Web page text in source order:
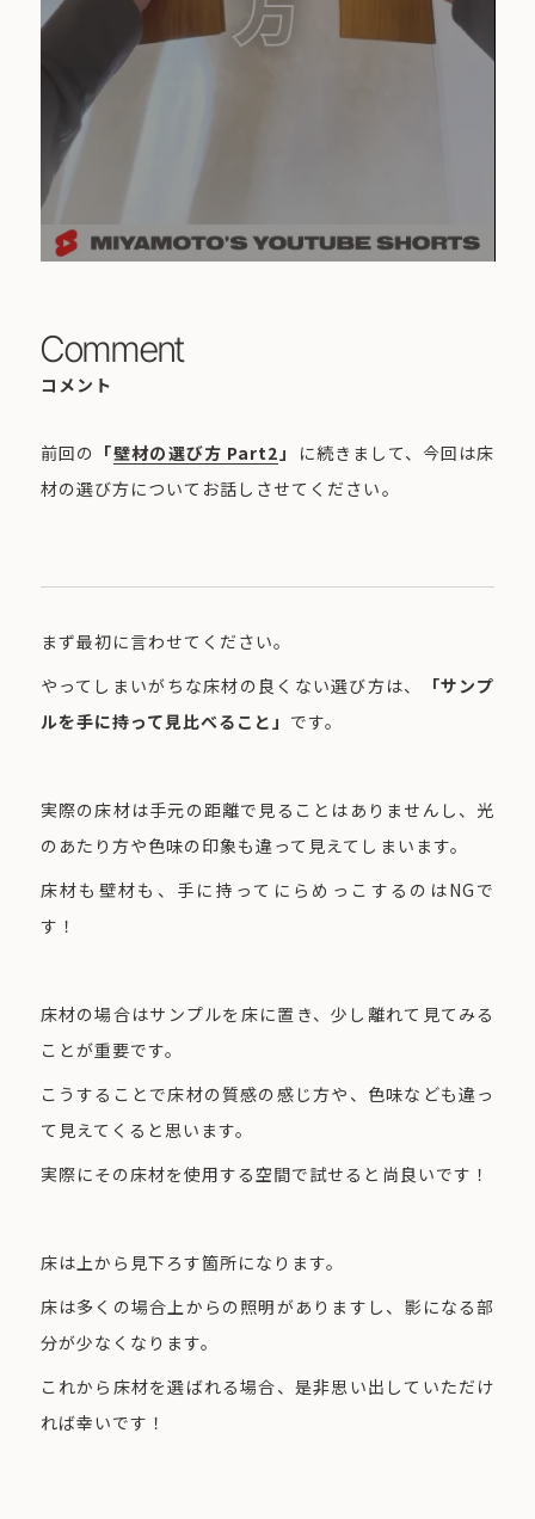
Comment
コメント
前回の 「壁材の選び方 Part2 」
に続きまして、今回は床
材の選び方についてお話しさせてください。
まず最初に言わせてください。
やってしまいがちな床材の良くない選び方は、
「サンプ
ルを手に持って見比べること」 です。
実際の床材は手元の距離で見ることはありませんし、光
のあたり方や色味の印象も違って見えてしまいます。
床材も壁材も、手に持ってにらめっこするのはNGで
す！
床材の場合はサンプルを床に置き、少し離れて見てみる
ことが重要です。
こうすることで床材の質感の感じ方や、色味なども違っ
て見えてくると思います。
実際にその床材を使用する空間で試せると尚良いです！
床は上から見下ろす箇所になります。
床は多くの場合上からの照明がありますし、影になる部
分が少なくなります。
これから床材を選ばれる場合、是非思い出していただけ
れば幸いです！